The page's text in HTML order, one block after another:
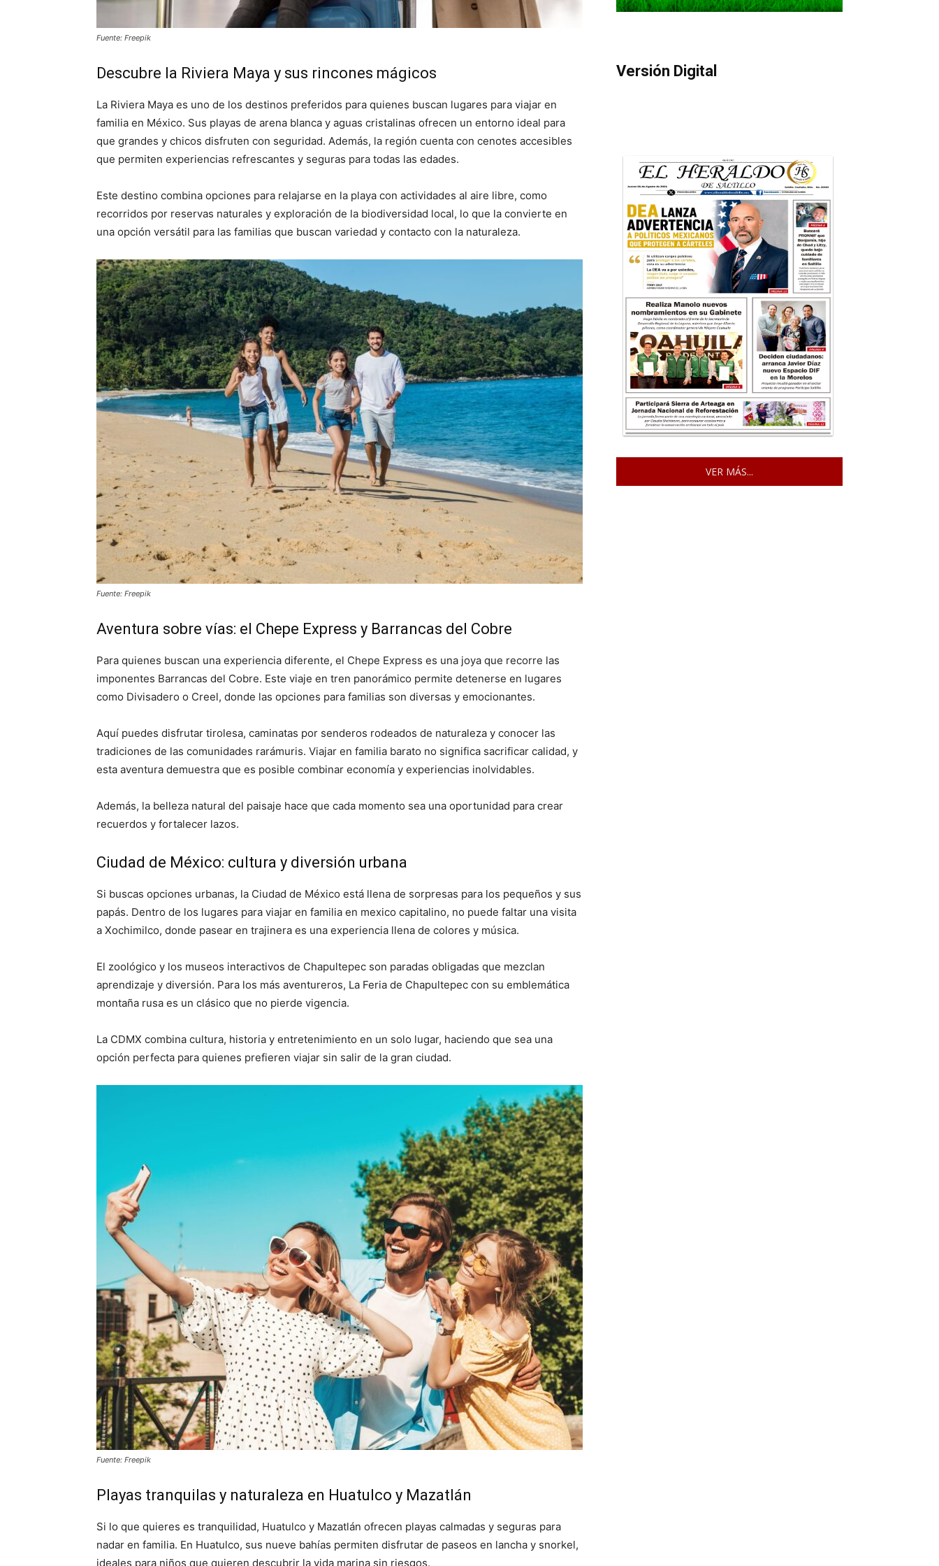
Fuente: Freepik
Descubre la Riviera Maya y sus rincones mágicos
La Riviera Maya es uno de los destinos preferidos para quienes buscan lugares para viajar en
familia en México. Sus playas de arena blanca y aguas cristalinas ofrecen un entorno ideal para
que grandes y chicos disfruten con seguridad. Además, la región cuenta con cenotes accesibles
que permiten experiencias refrescantes y seguras para todas las edades.
Este destino combina opciones para relajarse en la playa con actividades al aire libre, como
recorridos por reservas naturales y exploración de la biodiversidad local, lo que la convierte en
una opción versátil para las familias que buscan variedad y contacto con la naturaleza.
Fuente: Freepik
Aventura sobre vías: el Chepe Express y Barrancas del Cobre
Para quienes buscan una experiencia diferente, el Chepe Express es una joya que recorre las
imponentes Barrancas del Cobre. Este viaje en tren panorámico permite detenerse en lugares
como Divisadero o Creel, donde las opciones para familias son diversas y emocionantes.
Aquí puedes disfrutar tirolesa, caminatas por senderos rodeados de naturaleza y conocer las
tradiciones de las comunidades rarámuris. Viajar en familia barato no significa sacrificar calidad, y
esta aventura demuestra que es posible combinar economía y experiencias inolvidables.
Además, la belleza natural del paisaje hace que cada momento sea una oportunidad para crear
recuerdos y fortalecer lazos.
Ciudad de México: cultura y diversión urbana
Si buscas opciones urbanas, la Ciudad de México está llena de sorpresas para los pequeños y sus
papás. Dentro de los lugares para viajar en familia en mexico capitalino, no puede faltar una visita
a Xochimilco, donde pasear en trajinera es una experiencia llena de colores y música.
El zoológico y los museos interactivos de Chapultepec son paradas obligadas que mezclan
aprendizaje y diversión. Para los más aventureros, La Feria de Chapultepec con su emblemática
montaña rusa es un clásico que no pierde vigencia.
La CDMX combina cultura, historia y entretenimiento en un solo lugar, haciendo que sea una
opción perfecta para quienes prefieren viajar sin salir de la gran ciudad.
Fuente: Freepik
Playas tranquilas y naturaleza en Huatulco y Mazatlán
Si lo que quieres es tranquilidad, Huatulco y Mazatlán ofrecen playas calmadas y seguras para
nadar en familia. En Huatulco, sus nueve bahías permiten disfrutar de paseos en lancha y snorkel,
ideales para niños que quieren descubrir la vida marina sin riesgos.
Versión Digital
VER MÁS...